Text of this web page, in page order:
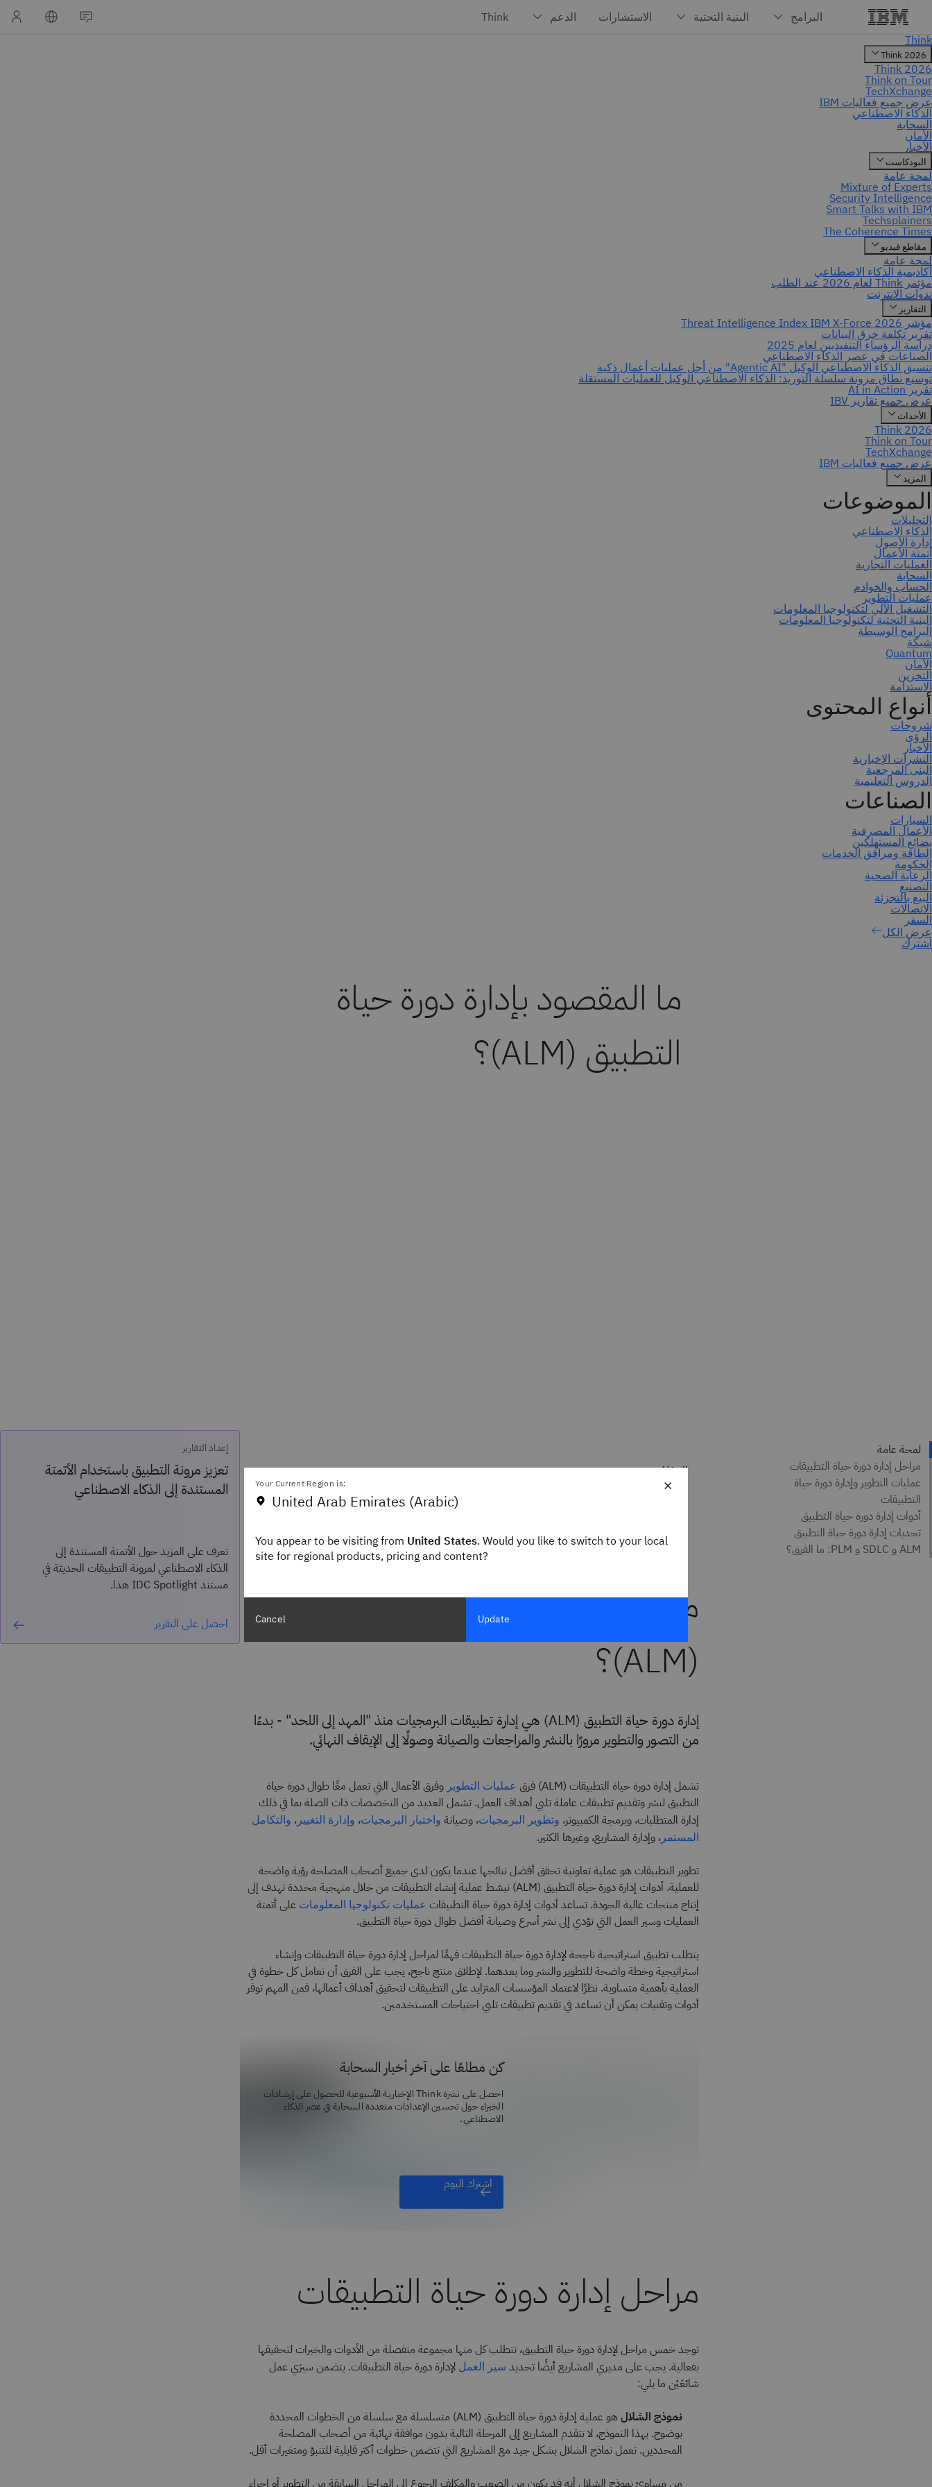
اشترك
ما المقصود بإدارة دورة حياة
التطبيق (ALM)؟
المؤلفين
Michael Goodwin
Staff Editor, Automation & ITOps
ما المقصود بإدارة دورة حياة التطبيق
(ALM)؟
إدارة دورة حياة التطبيق (ALM) هي إدارة تطبيقات البرمجيات منذ "المهد إلى اللحد" - بدءًا
من التصور والتطوير مرورًا بالنشر والمراجعات والصيانة وصولًا إلى الإيقاف النهائي.
تشمل إدارة دورة حياة التطبيقات (ALM) فرق عمليات التطوير وفرق الأعمال التي تعمل معًا طوال دورة حياة
التطبيق لنشر وتقديم تطبيقات عاملة تلبي أهداف العمل. تشمل العديد من التخصصات ذات الصلة بما في ذلك
إدارة المتطلبات، وبرمجة الكمبيوتر، وتطوير البرمجيات، وصيانة واختبار البرمجيات، وإدارة التغيير ، والتكامل
المستمر ، وإدارة المشاريع، وغيرها الكثير.
تطوير التطبيقات هو عملية تعاونية تحقق أفضل نتائجها عندما يكون لدى جميع أصحاب المصلحة رؤية واضحة
للعملية. أدوات إدارة دورة حياة التطبيق (ALM) تبسّط عملية إنشاء التطبيقات من خلال منهجية محددة تهدف إلى
إنتاج منتجات عالية الجودة. تساعد أدوات إدارة دورة حياة التطبيقات عمليات تكنولوجيا المعلومات على أتمتة
العمليات وسير العمل التي تؤدي إلى نشر أسرع وصيانة أفضل طوال دورة حياة التطبيق.
يتطلب تطبيق استراتيجية ناجحة لإدارة دورة حياة التطبيقات فهمًا لمراحل إدارة دورة حياة التطبيقات وإنشاء
استراتيجية وخطة واضحة للتطوير والنشر وما بعدهما. لإطلاق منتج ناجح، يجب على الفرق أن تعامل كل خطوة في
العملية بأهمية متساوية. نظرًا لاعتماد المؤسسات المتزايد على التطبيقات لتحقيق أهداف أعمالها، فمن المهم توفر
أدوات وتقنيات يمكن أن تساعد في تقديم تطبيقات تلبي احتياجات المستخدمين.
كن مطلعًا على آخر أخبار السحابة
احصل على نشرة Think الإخبارية الأسبوعية للحصول على إرشادات
الخبراء حول تحسين الإعدادات متعددة السحابة في عصر الذكاء
الاصطناعي.
اشترك اليوم
مراحل إدارة دورة حياة التطبيقات
توجد خمس مراحل لإدارة دورة حياة التطبيق، تتطلب كل منها مجموعة منفصلة من الأدوات والخبرات لتحقيقها
بفعالية. يجب على مديري المشاريع أيضًا تحديد سير العمل لإدارة دورة حياة التطبيقات. يتضمن سيرَي عمل
شائعَيْن ما يلي:
نموذج الشلال
هو عملية إدارة دورة حياة التطبيق (ALM) متسلسلة مع سلسلة من الخطوات المحددة
بوضوح. بهذا النموذج، لا تتقدم المشاريع إلى المرحلة التالية بدون موافقة نهائية من أصحاب المصلحة
المحددين. تعمل نماذج الشلال بشكل جيد مع المشاريع التي تتضمن خطوات أكثر قابلية للتنبؤ ومتغيرات أقل.
إعداد التقارير
تعزيز مرونة التطبيق باستخدام الأتمتة
المستندة إلى الذكاء الاصطناعي
تعرف على المزيد حول الأتمتة المستندة إلى
الذكاء الاصطناعي لمرونة التطبيقات الحديثة في
مستند IDC Spotlight هذا.
احصل على التقرير
×
Your Current Region is:
United Arab Emirates (Arabic)
You appear to be visiting from United States. Would you like to switch to your local
site for regional products, pricing and content?
Cancel Update